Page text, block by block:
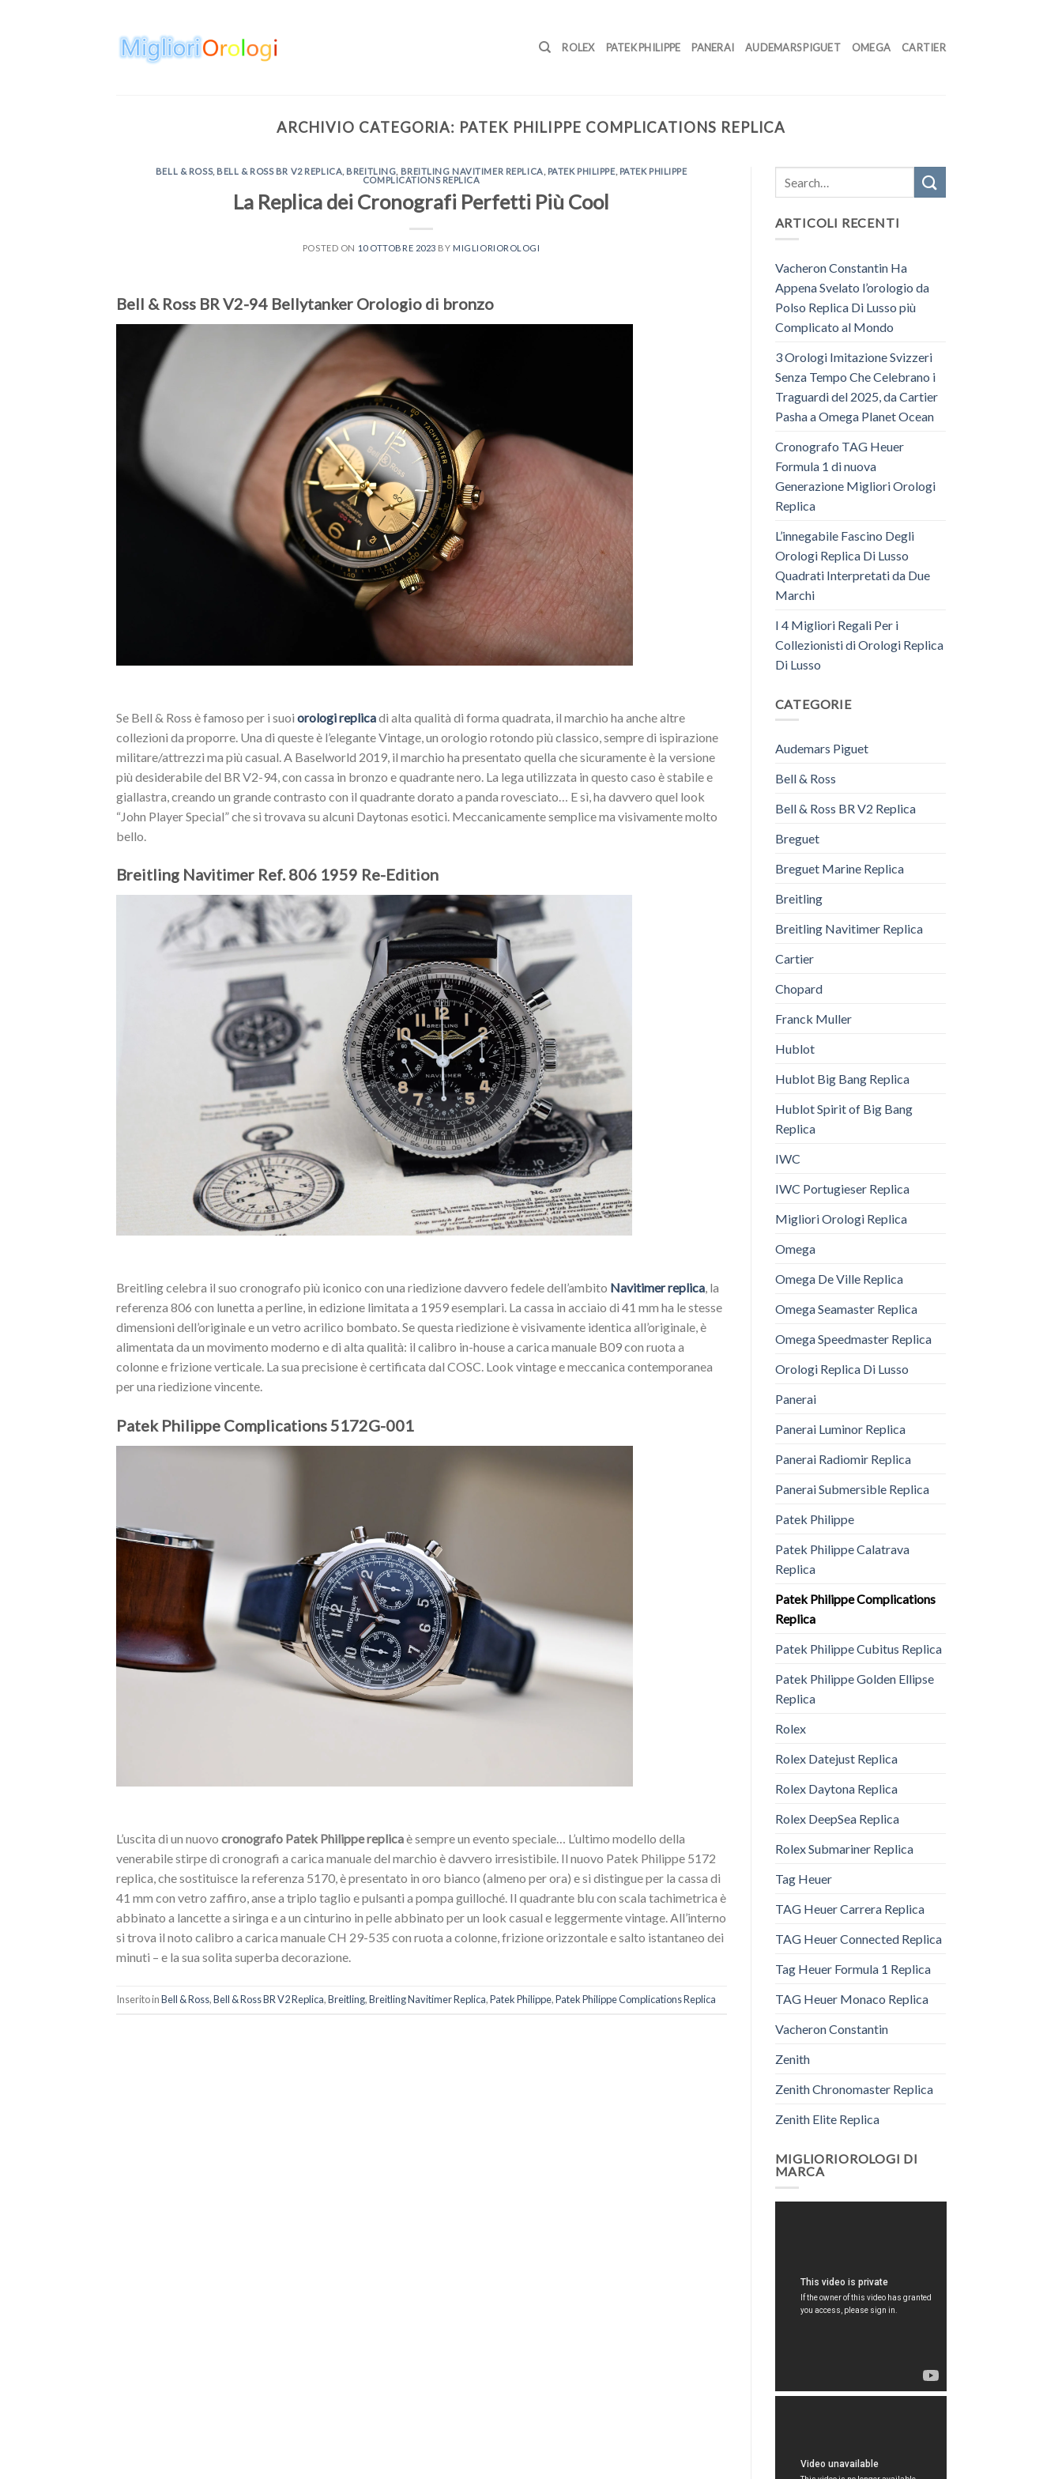
ROLEX PATEK PHILIPPE PANERAI AUDEMARS PIGUET OMEGA CARTIER
ARCHIVIO CATEGORIA: PATEK PHILIPPE COMPLICATIONS REPLICA
BELL & ROSS, BELL & ROSS BR V2 REPLICA, BREITLING, BREITLING NAVITIMER REPLICA, PATEK PHILIPPE, PATEK PHILIPPE
COMPLICATIONS REPLICA
La Replica dei Cronografi Perfetti Più Cool
POSTED ON 10 OTTOBRE 2023 BY MIGLIORIOROLOGI
Bell & Ross BR V2-94 Bellytanker Orologio di bronzo
Se Bell & Ross è famoso per i suoi orologi replicadi alta qualità di forma quadrata, il marchio ha anche altre
collezioni da proporre. Una di queste è l’elegante Vintage, un orologio rotondo più classico, sempre di ispirazione
militare/attrezzi ma più casual. A Baselworld 2019, il marchio ha presentato quella che sicuramente è la versione
più desiderabile del BR V2-94, con cassa in bronzo e quadrante nero. La lega utilizzata in questo caso è stabile e
giallastra, creando un grande contrasto con il quadrante dorato a panda rovesciato… E sì, ha davvero quel look
“John Player Special” che si trovava su alcuni Daytonas esotici. Meccanicamente semplice ma visivamente molto
bello.
Breitling Navitimer Ref. 806 1959 Re-Edition
Breitling celebra il suo cronografo più iconico con una riedizione davvero fedele dell’ambito Navitimer replica, la
referenza 806 con lunetta a perline, in edizione limitata a 1959 esemplari. La cassa in acciaio di 41 mm ha le stesse
dimensioni dell’originale e un vetro acrilico bombato. Se questa riedizione è visivamente identica all’originale, è
alimentata da un movimento moderno e di alta qualità: il calibro in-house a carica manuale B09 con ruota a
colonne e frizione verticale. La sua precisione è certificata dal COSC. Look vintage e meccanica contemporanea
per una riedizione vincente.
Patek Philippe Complications 5172G-001
L’uscita di un nuovo cronografo Patek Philippe replicaè sempre un evento speciale… L’ultimo modello della
venerabile stirpe di cronografi a carica manuale del marchio è davvero irresistibile. Il nuovo Patek Philippe 5172
replica, che sostituisce la referenza 5170, è presentato in oro bianco (almeno per ora) e si distingue per la cassa di
41 mm con vetro zaffiro, anse a triplo taglio e pulsanti a pompa guilloché. Il quadrante blu con scala tachimetrica è
abbinato a lancette a siringa e a un cinturino in pelle abbinato per un look casual e leggermente vintage. All’interno
si trova il noto calibro a carica manuale CH 29-535 con ruota a colonne, frizione orizzontale e salto istantaneo dei
minuti – e la sua solita superba decorazione.
Inserito inBell & Ross,Bell & Ross BR V2 Replica,Breitling,Breitling Navitimer Replica,Patek Philippe,Patek Philippe Complications Replica
ARTICOLI RECENTI
Vacheron Constantin Ha
Appena Svelato l’orologio da
Polso Replica Di Lusso più
Complicato al Mondo
3 Orologi Imitazione Svizzeri
Senza Tempo Che Celebrano i
Traguardi del 2025, da Cartier
Pasha a Omega Planet Ocean
Cronografo TAG Heuer
Formula 1 di nuova
Generazione Migliori Orologi
Replica
L’innegabile Fascino Degli
Orologi Replica Di Lusso
Quadrati Interpretati da Due
Marchi
I 4 Migliori Regali Per i
Collezionisti di Orologi Replica
Di Lusso
CATEGORIE
Audemars Piguet
Bell & Ross
Bell & Ross BR V2 Replica
Breguet
Breguet Marine Replica
Breitling
Breitling Navitimer Replica
Cartier
Chopard
Franck Muller
Hublot
Hublot Big Bang Replica
Hublot Spirit of Big Bang
Replica
IWC
IWC Portugieser Replica
Migliori Orologi Replica
Omega
Omega De Ville Replica
Omega Seamaster Replica
Omega Speedmaster Replica
Orologi Replica Di Lusso
Panerai
Panerai Luminor Replica
Panerai Radiomir Replica
Panerai Submersible Replica
Patek Philippe
Patek Philippe Calatrava
Replica
Patek Philippe Complications
Replica
Patek Philippe Cubitus Replica
Patek Philippe Golden Ellipse
Replica
Rolex
Rolex Datejust Replica
Rolex Daytona Replica
Rolex DeepSea Replica
Rolex Submariner Replica
Tag Heuer
TAG Heuer Carrera Replica
TAG Heuer Connected Replica
Tag Heuer Formula 1 Replica
TAG Heuer Monaco Replica
Vacheron Constantin
Zenith
Zenith Chronomaster Replica
Zenith Elite Replica
MIGLIORIOROLOGI DI
MARCA